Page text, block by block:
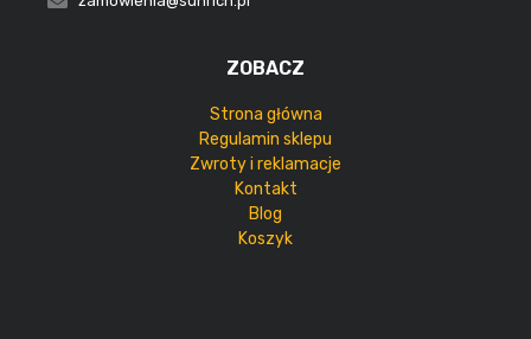
ZOBACZ
Strona główna
Regulamin sklepu
Zwroty i reklamacje
Kontakt
Blog
Koszyk